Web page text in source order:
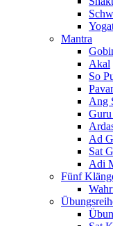
Mantra
Akal
So
Ang
Ad
Sat
Adi
Fünf